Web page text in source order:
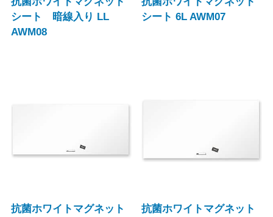
シート 暗線入り LL
AWM08
シート 6L AWM07
抗菌ホワイトマグネット
抗菌ホワイトマグネット